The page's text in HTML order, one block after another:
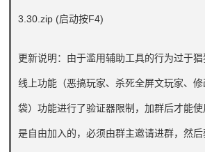
3.30.zip (启动按F4)
更新说明：由于滥用辅助工具的行为过于
线上功能（恶搞玩家、杀死全屏文玩家、
袋）功能进行了验证器限制，加群后才能
是自由加入的，必须由群主邀请进群，然